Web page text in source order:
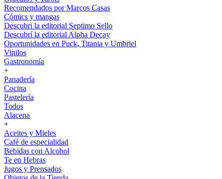
Recomendados por Marcos Casas
Cómics y mangas
Descubri la editorial Septimo Sello
Descubrí la editorial Alpha Decay
Oportunidades en Puck, Titania y Umbriel
Vinilos
Gastronomía
+
Panadería
Cocina
Pastelería
Todos
Alacena
+
Aceites y Mieles
Café de especialidad
Bebidas con Alcohol
Te en Hebras
Jugos y Prensados